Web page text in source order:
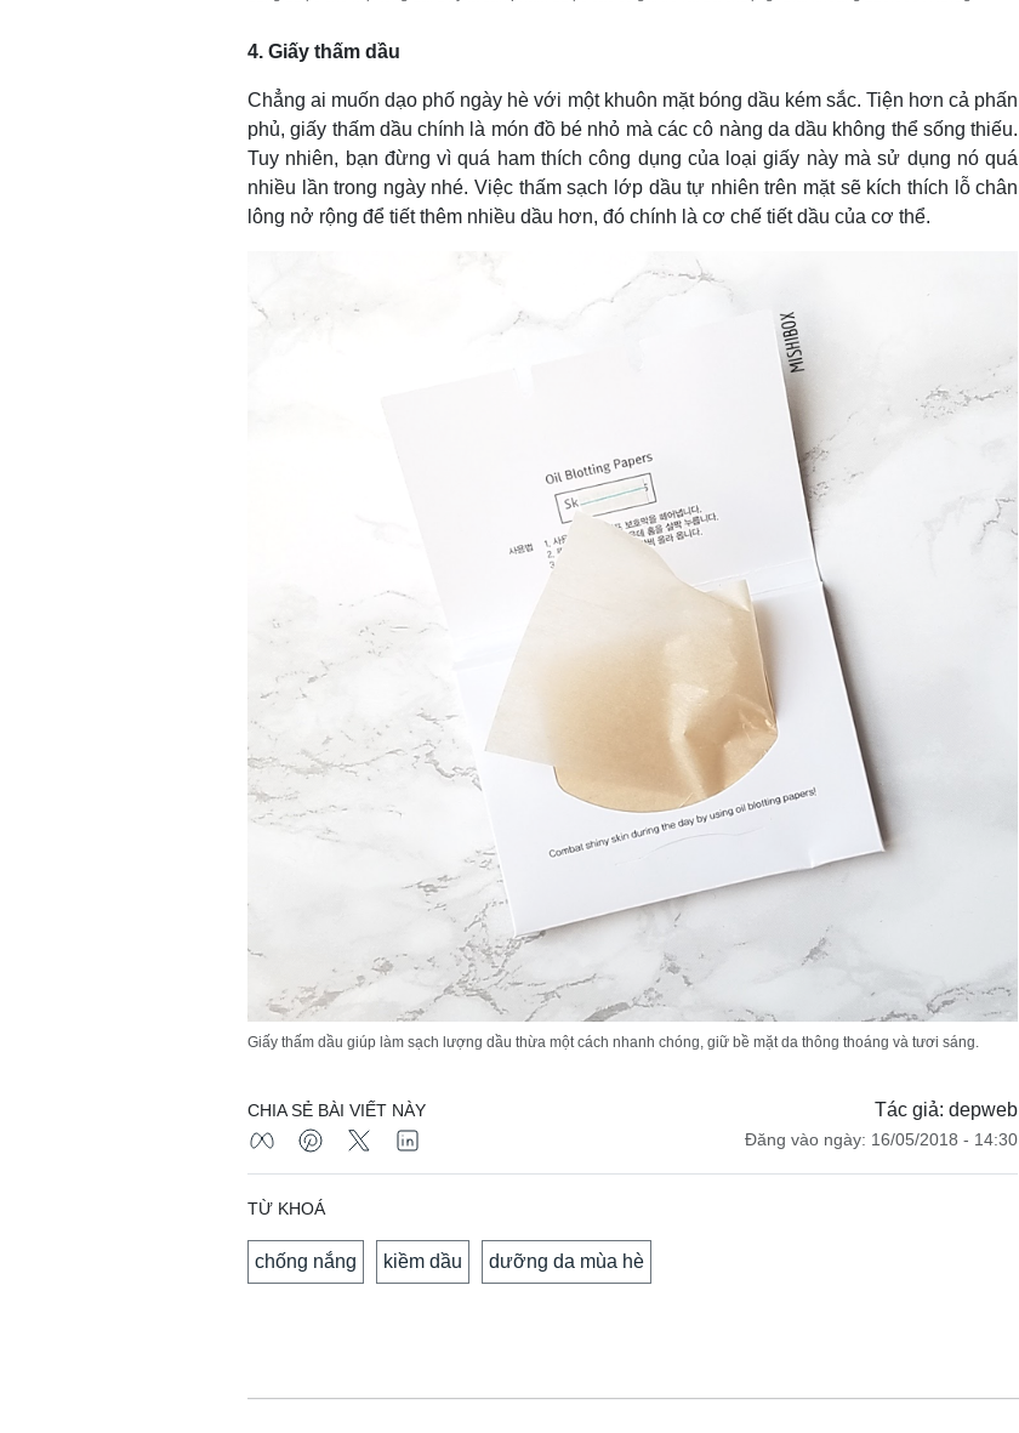
4. Giấy thấm dầu
Chẳng ai muốn dạo phố ngày hè với một khuôn mặt bóng dầu kém sắc. Tiện hơn cả phấn
phủ, giấy thấm dầu chính là món đồ bé nhỏ mà các cô nàng da dầu không thể sống thiếu.
Tuy nhiên, bạn đừng vì quá ham thích công dụng của loại giấy này mà sử dụng nó quá
nhiều lần trong ngày nhé. Việc thấm sạch lớp dầu tự nhiên trên mặt sẽ kích thích lỗ chân
lông nở rộng để tiết thêm nhiều dầu hơn, đó chính là cơ chế tiết dầu của cơ thể.
Giấy thấm dầu giúp làm sạch lượng dầu thừa một cách nhanh chóng, giữ bề mặt da thông thoáng và tươi sáng.
Tác giả: depweb
Đăng vào ngày: 16/05/2018 - 14:30
CHIA SẺ BÀI VIẾT NÀY
TỪ KHOÁ
chống nắng kiềm dầu dưỡng da mùa hè